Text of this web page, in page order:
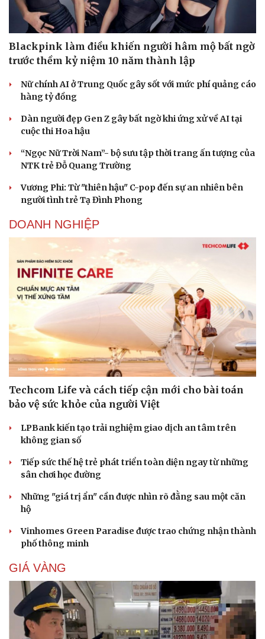
Cải chính
Blackpink làm điều khiến người hâm mộ bất ngờ
trước thềm kỷ niệm 10 năm thành lập
Nữ chính AI ở Trung Quốc gây sốt với mức phí quảng cáo
hàng tỷ đồng
Dàn người đẹp Gen Z gây bất ngờ khi ứng xử về AI tại
cuộc thi Hoa hậu
“Ngọc Nữ Trời Nam”- bộ sưu tập thời trang ấn tượng của
NTK trẻ Đỗ Quang Trường
Vương Phi: Từ "thiên hậu" C-pop đến sự an nhiên bên
người tình trẻ Tạ Đình Phong
DOANH NGHIỆP
Techcom Life và cách tiếp cận mới cho bài toán
bảo vệ sức khỏe của người Việt
LPBank kiến tạo trải nghiệm giao dịch an tâm trên
không gian số
Tiếp sức thế hệ trẻ phát triển toàn diện ngay từ những
sân chơi học đường
Những "giá trị ẩn" cần được nhìn rõ đằng sau một căn
hộ
Vinhomes Green Paradise được trao chứng nhận thành
phố thông minh
GIÁ VÀNG